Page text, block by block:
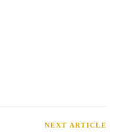
NEXT ARTICLE